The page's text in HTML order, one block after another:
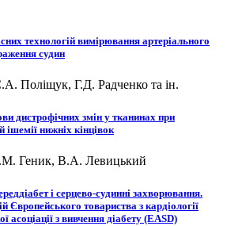
технологій вимірювання артеріального
судин
Поліщук, Г.Д. Радченко та ін.
дистрофічних змін у тканинах при
ішемії нижніх кінцівок
Геник, В.А. Левицький
і серцево-судинні захворювання.
Європейського товариства з кардіології
асоціації з вивчення діабету (EASD)